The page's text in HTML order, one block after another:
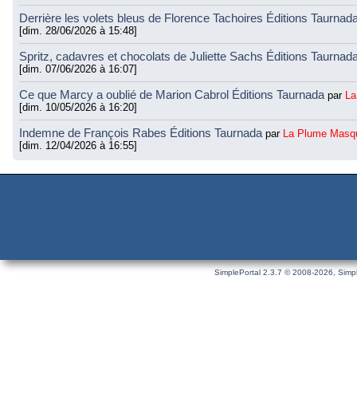
Derrière les volets bleus de Florence Tachoires Éditions
[dim. 28/06/2026 à 15:48]
Spritz, cadavres et chocolats de Juliette Sachs Éditions
[dim. 07/06/2026 à 16:07]
Ce que Marcy a oublié de Marion Cabrol Éditions Taurnada par
[dim. 10/05/2026 à 16:20]
Indemne de François Rabes Éditions Taurnada par La Plume
[dim. 12/04/2026 à 16:55]
SimplePortal 2.3.7 © 2008-2026,